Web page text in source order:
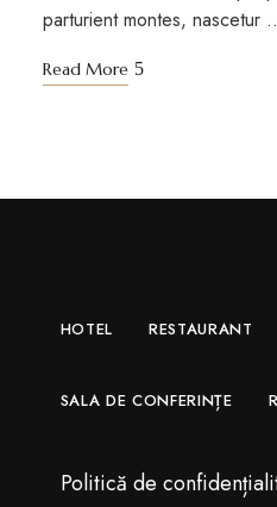
parturient montes, nascetur
Read More
HOTEL RESTAURANT
SALA DE CONFERINȚE
Politică de